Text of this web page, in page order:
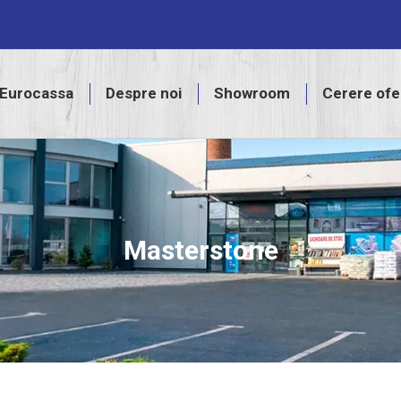
Eurocassa Despre noi Showroom Cerere
Masterstone
Despre noi Showroom Cerere ofertă